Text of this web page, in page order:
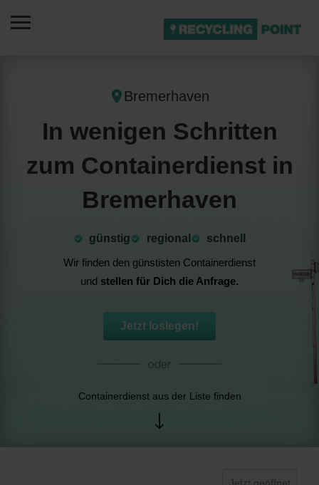
Bremerhaven
In wenigen Schritten
zum Containerdienst in
Bremerhaven
günstig ⁠regional
schnell
Wir finden den günstisten Containerdienst
und stellen für Dich die Anfrage.
Jetzt loslegen!
Containerdienst aus der Liste finden